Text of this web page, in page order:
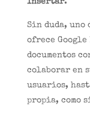
Insertar.
Sin duda, uno
ofrece Google
documentos
colaborar en
usuarios,
propia, como